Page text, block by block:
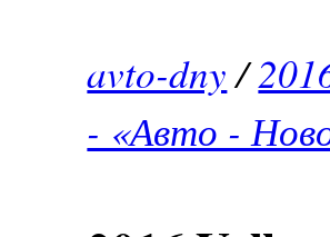
avto-dny/
- «Авто -